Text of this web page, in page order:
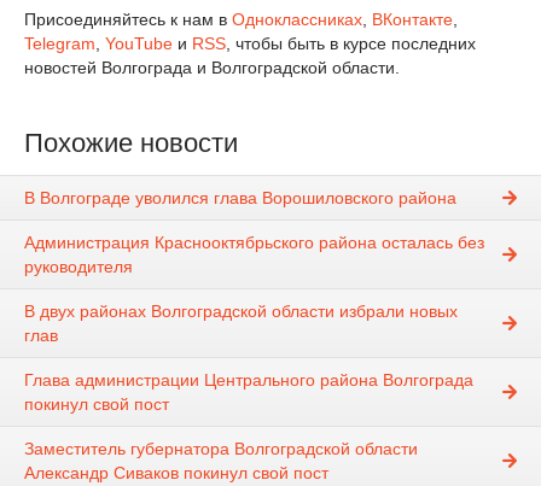
Присоединяйтесь к нам в Одноклассниках ВКонтакте
Telegram YouTube и RSS , чтобы быть в курсе последних
новостей Волгограда и Волгоградской области.
Похожие новости
В Волгограде уволился глава Ворошиловского района
Администрация Краснооктябрьского района осталась без
руководителя
В двух районах Волгоградской области избрали новых
глав
Глава администрации Центрального района Волгограда
покинул свой пост
Заместитель губернатора Волгоградской области
Александр Сиваков покинул свой пост